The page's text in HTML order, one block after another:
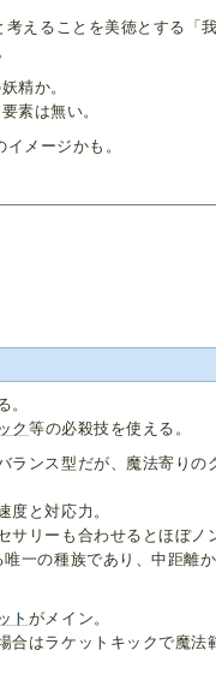
えることを美徳とする「
精か。
素は無い。
メージかも。
。
ク 等の必殺技を使える。
ランス型だが、魔法寄り
度と対応力。
サリーも合わせるとほぼノ
一の種族であり、中距離
ト がメイン。
合はラケットキックで魔